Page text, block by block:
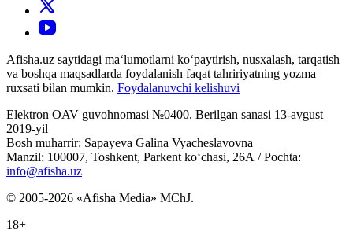
Afisha.uz saytidagi ma‘lumotlarni ko‘paytirish, nusxalash, tarqatish
va boshqa maqsadlarda foydalanish faqat tahririyatning yozma
ruxsati bilan mumkin. Foydalanuvchi kelishuvi
Elektron OAV guvohnomasi №0400. Berilgan sanasi 13-avgust
2019-yil
Bosh muharrir: Sapayeva Galina Vyacheslavovna
Manzil: 100007, Toshkent, Parkent ko‘chasi, 26А / Pochta:
info@afisha.uz
© 2005-2026 «Afisha Media» MChJ.
18+